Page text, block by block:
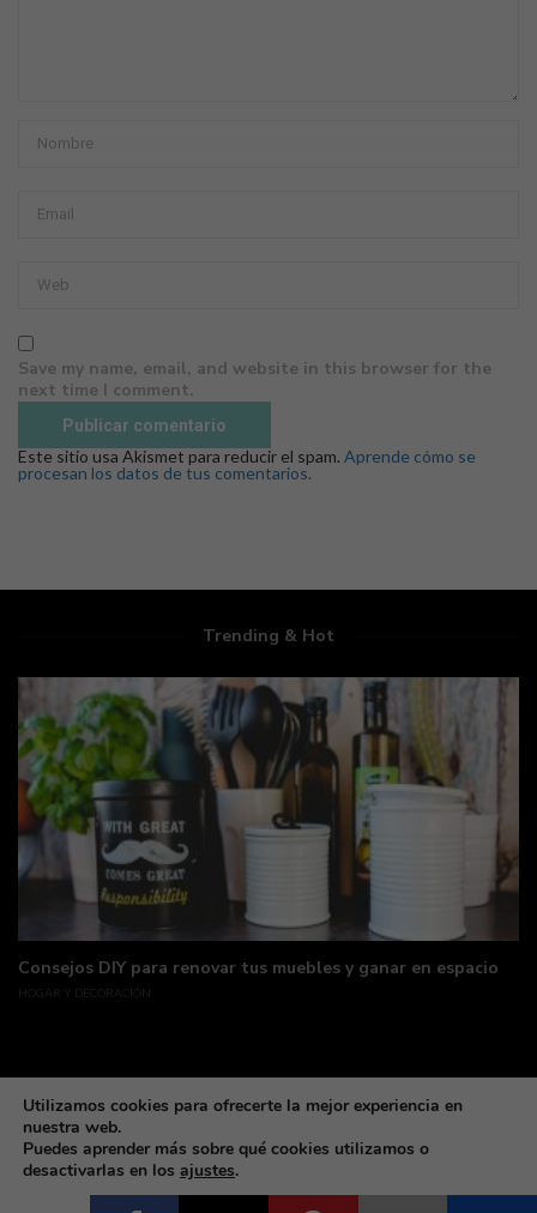
Save my name, email, and website in this browser for the
next time I comment.
Este sitio usa Akismet para reducir el spam. Aprende cómo se
procesan los datos de tus comentarios.
Trending & Hot
Consejos DIY para renovar tus muebles y ganar en espacio
HOGAR Y DECORACIÓN
Made with coffee & love by deLunaSoft ©All rights reservd.
Utilizamos cookies para ofrecerte la mejor experiencia en
nuestra web.
Puedes aprender más sobre qué cookies utilizamos o
desactivarlas en los ajustes.